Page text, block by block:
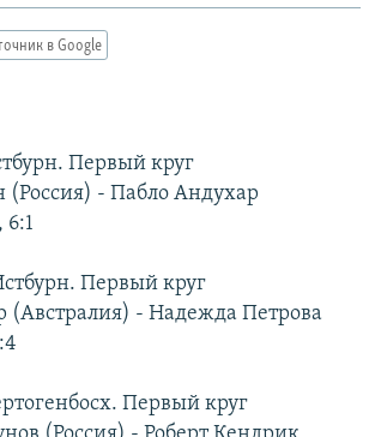
НА РАССЫЛКУ
в Google
Первый круг
- Пабло Андухар
6:1
Первый круг
(Австралия) - Надежда Петрова
Первый круг